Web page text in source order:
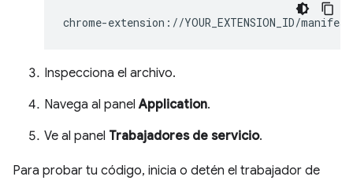
Inspecciona el archivo.
Navega al panelApplication.
Ve al panel Trabajadores de servicio.
Para probar tu código, inicia o detén el trabajador de